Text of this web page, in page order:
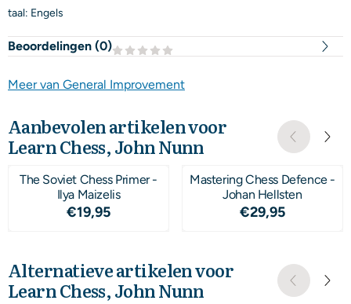
taal: Engels
Beoordelingen (0)
Meer van General Improvement
Aanbevolen artikelen voor
Learn Chess, John Nunn
The Soviet Chess Primer -
Ilya Maizelis
Prijs: 19,95
€19,95
Mastering Chess Defence -
Johan Hellsten
Prijs: 29,95
€29,95
Alternatieve artikelen voor
Learn Chess, John Nunn